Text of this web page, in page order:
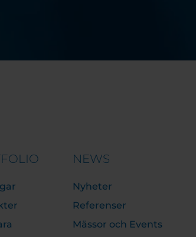
NEWS
Nyheter
Referenser
Mässor och Events